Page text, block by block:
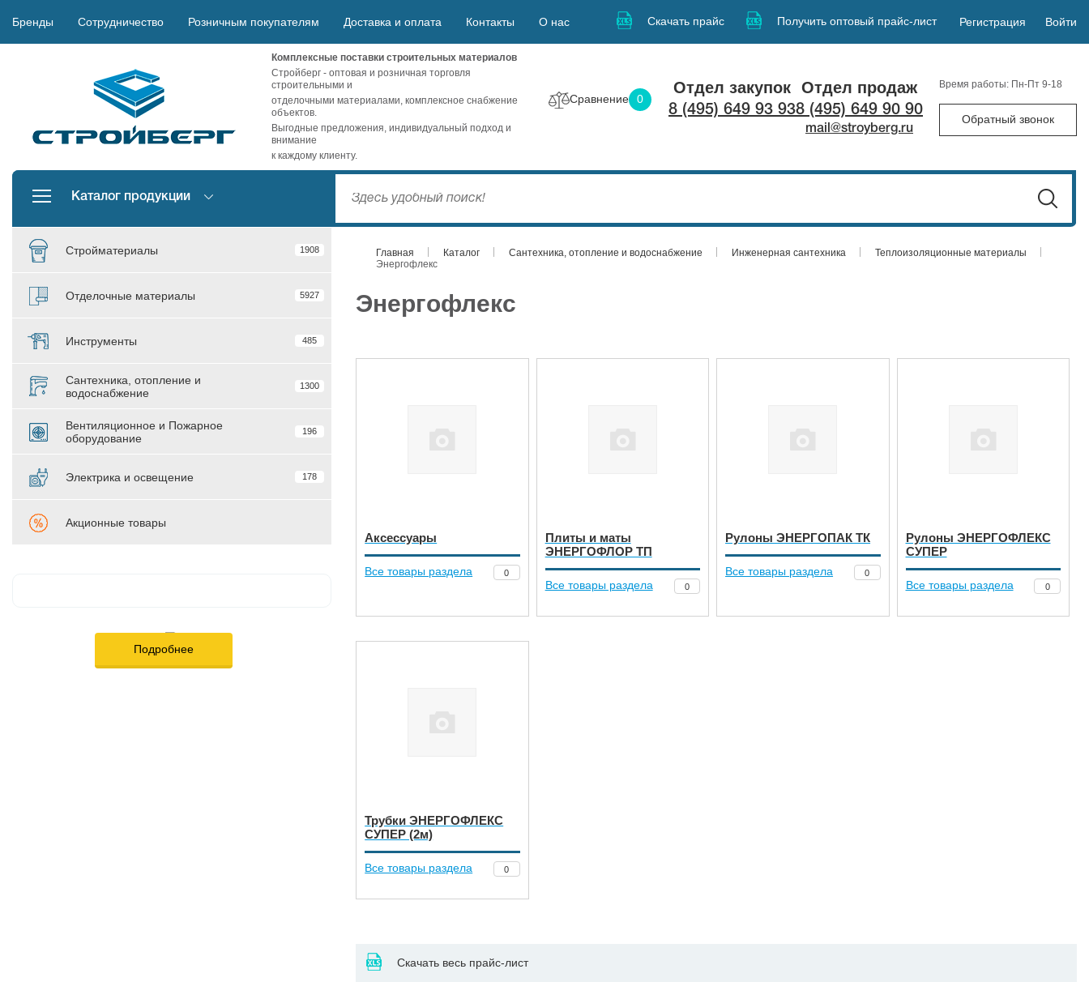
Бренды Сотрудничество Розничным покупателям Доставка и оплата Контакты О нас Скачать прайс Получить оптовый прайс-лист Регистрация Войти
Комплексные поставки строительных материалов
Стройберг - оптовая и розничная торговля
строительными и
отделочными материалами, комплексное снабжение
объектов.
Выгодные предложения, индивидуальный подход и
внимание
к каждому клиенту.
Сравнение 0
Отдел закупок
8 (495) 649 93 93
Отдел продаж
8 (495) 649 90 90
mail@stroyberg.ru
Время работы: Пн-Пт 9-18
Обратный звонок
Каталог продукции
Стройматериалы 1908
Отделочные материалы 5927
Инструменты 485
Сантехника, отопление и
водоснабжение
1300
Вентиляционное и Пожарное
оборудование
196
Электрика и освещение 178
Акционные товары
Подробнее
Главная Каталог Сантехника, отопление и водоснабжение Инженерная сантехника
Теплоизоляционные материалы
Энергофлекс
Энергофлекс
Аксессуары
Все товары раздела 0
Плиты и маты
ЭНЕРГОФЛОР ТП
Все товары раздела 0
Рулоны ЭНЕРГОПАК ТК
Все товары раздела 0
Рулоны ЭНЕРГОФЛЕКС
СУПЕР
Все товары раздела 0
Трубки ЭНЕРГОФЛЕКС
СУПЕР (2м)
Все товары раздела 0
Скачать весь прайс-лист